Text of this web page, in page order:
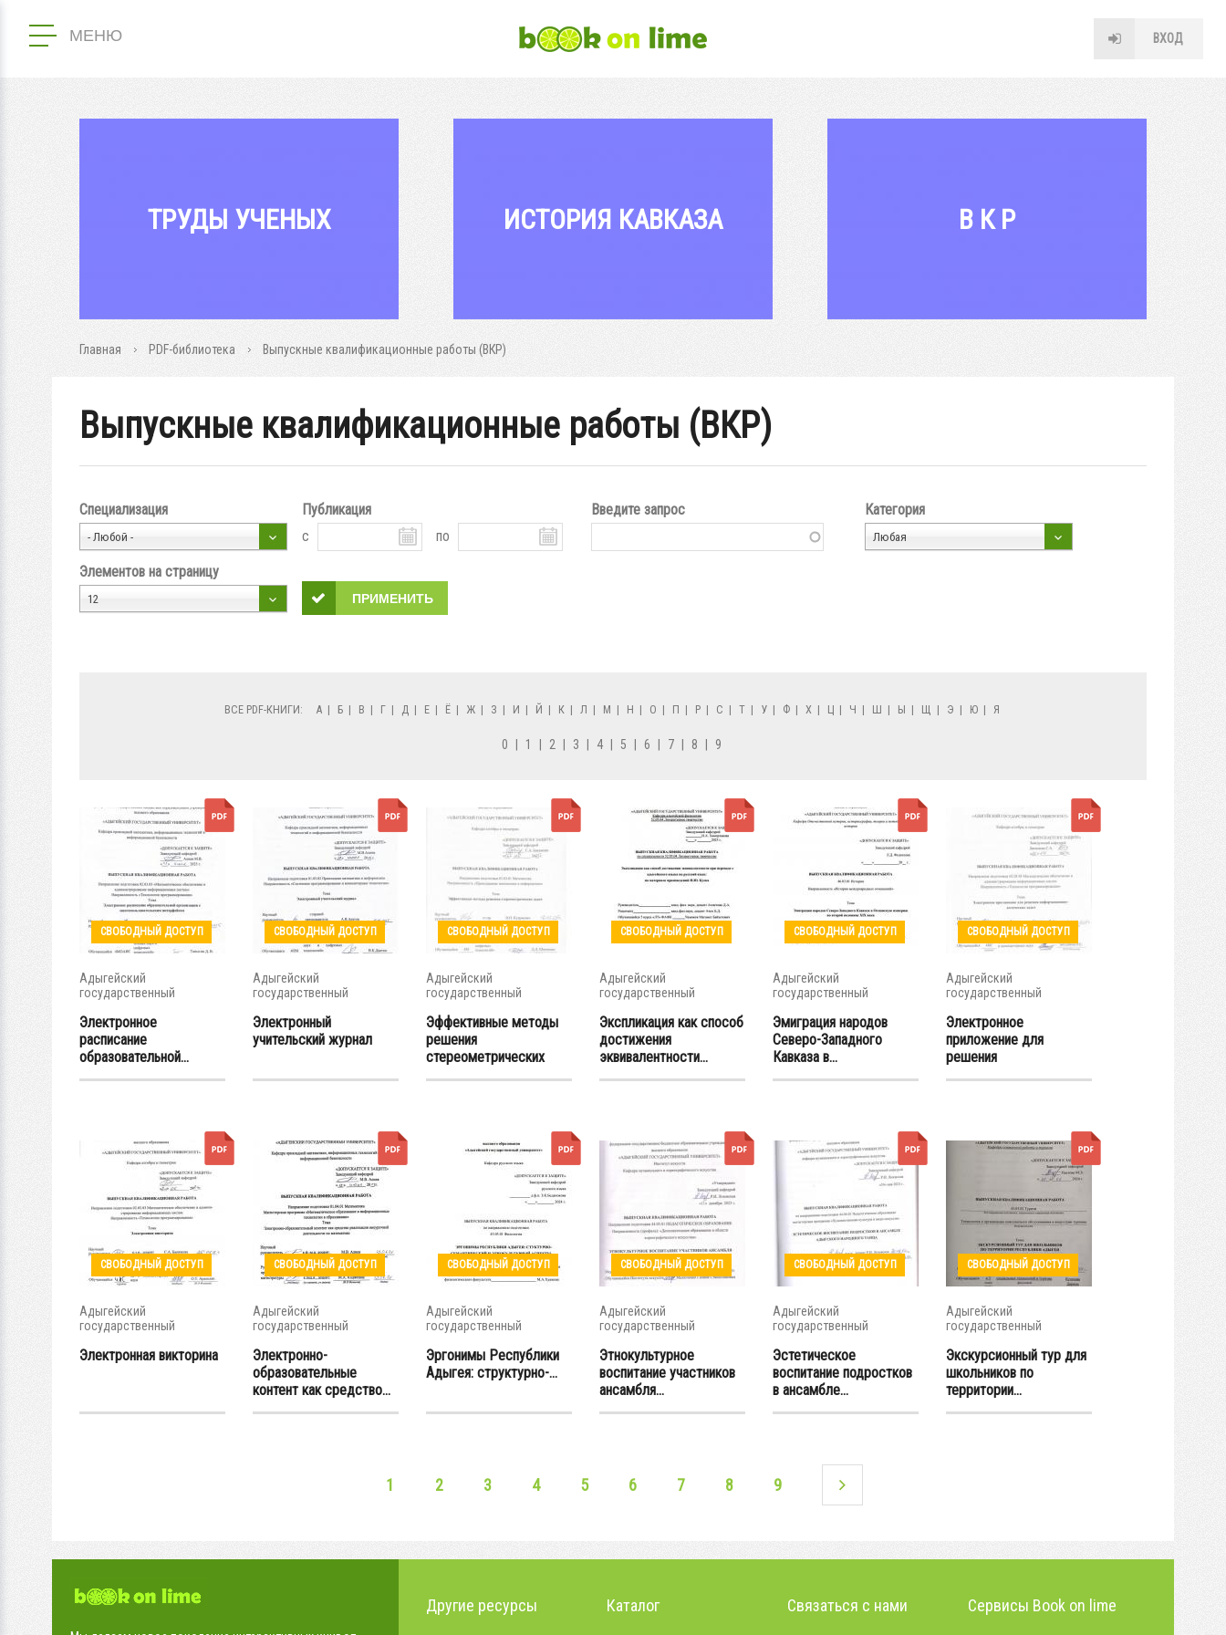
МЕНЮ ВХОД
ТРУДЫ УЧЕНЫХ ИСТОРИЯ КАВКАЗА В К Р
Главная PDF-библиотека Выпускные квалификационные работы (ВКР)
Выпускные квалификационные работы (ВКР)
Специализация
- Любой -
Публикация
с
по
Введите запрос Категория
Любая
Элементов на страницу
12
ВСЕ PDF-КНИГИ: А | Б | В | Г | Д | Е | Ё | Ж | З | И | Й | К | Л | М | Н | О | П | Р | С | Т | У | Ф | Х | Ц | Ч | Ш | Ы | Щ | Э | Ю | Я
0 1 2 3 4 5 6 7 8 9
СВОБОДНЫЙ ДОСТУП
Адыгейский
государственный
Электронное
расписание
образовательной...
СВОБОДНЫЙ ДОСТУП
Адыгейский
государственный
Электронный
учительский журнал
СВОБОДНЫЙ ДОСТУП
Адыгейский
государственный
Эффективные методы
решения
стереометрических
задач
СВОБОДНЫЙ ДОСТУП
Адыгейский
государственный
Экспликация как способ
достижения
эквивалентности...
СВОБОДНЫЙ ДОСТУП
Адыгейский
государственный
Эмиграция народов
Северо-Западного
Кавказа в...
СВОБОДНЫЙ ДОСТУП
Адыгейский
государственный
Электронное
приложение для
решения
информационно-...
СВОБОДНЫЙ ДОСТУП
Адыгейский
государственный
Электронная викторина
СВОБОДНЫЙ ДОСТУП
Адыгейский
государственный
Электронно-
образовательные
контент как средство...
СВОБОДНЫЙ ДОСТУП
Адыгейский
государственный
Эргонимы Республики
Адыгея: структурно-...
СВОБОДНЫЙ ДОСТУП
Адыгейский
государственный
Этнокультурное
воспитание участников
ансамбля...
СВОБОДНЫЙ ДОСТУП
Адыгейский
государственный
Эстетическое
воспитание подростков
в ансамбле...
СВОБОДНЫЙ ДОСТУП
Адыгейский
государственный
Экскурсионный тур для
школьников по
территории...
1 2 3 4 5 6 7 8 9
Другие ресурсы Каталог Связаться с нами Сервисы Book on lime